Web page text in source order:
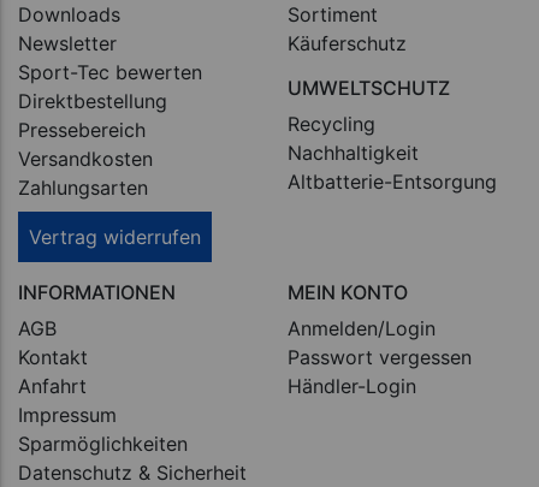
Downloads
Newsletter
Sport-Tec bewerten
Direktbestellung
Pressebereich
Versandkosten
Zahlungsarten
Vertrag widerrufen
Sortiment
Käuferschutz
UMWELTSCHUTZ
Recycling
Nachhaltigkeit
Altbatterie-Entsorgung
INFORMATIONEN
AGB
Kontakt
Anfahrt
Impressum
Sparmöglichkeiten
Datenschutz & Sicherheit
MEIN KONTO
Anmelden/Login
Passwort vergessen
Händler-Login